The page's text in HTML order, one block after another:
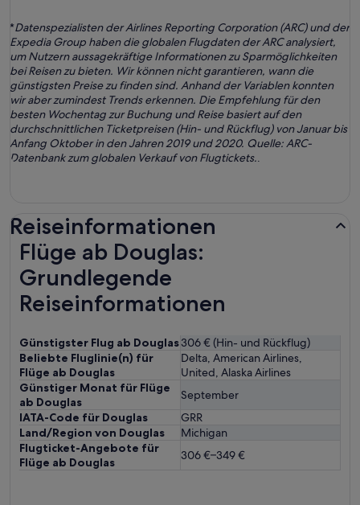
*Datenspezialisten der Airlines Reporting Corporation (ARC) und der
Expedia Group haben die globalen Flugdaten der ARC analysiert,
um Nutzern aussagekräftige Informationen zu Sparmöglichkeiten
bei Reisen zu bieten. Wir können nicht garantieren, wann die
günstigsten Preise zu finden sind. Anhand der Variablen konnten
wir aber zumindest Trends erkennen. Die Empfehlung für den
besten Wochentag zur Buchung und Reise basiert auf den
durchschnittlichen Ticketpreisen (Hin- und Rückflug) von Januar bis
Anfang Oktober in den Jahren 2019 und 2020. Quelle: ARC-
Datenbank zum globalen Verkauf von Flugtickets..
Reiseinformationen
Flüge ab Douglas:
Grundlegende
Reiseinformationen
Günstigster Flug ab Douglas306 € (Hin- und Rückflug)
Beliebte Fluglinie(n) für
Flüge ab Douglas
Delta, American Airlines,
United, Alaska Airlines
Günstiger Monat für Flüge
ab Douglas
September
IATA-Code für Douglas
GRR
Land/Region von Douglas
Michigan
Flugticket-Angebote für
Flüge ab Douglas
306 €–349 €